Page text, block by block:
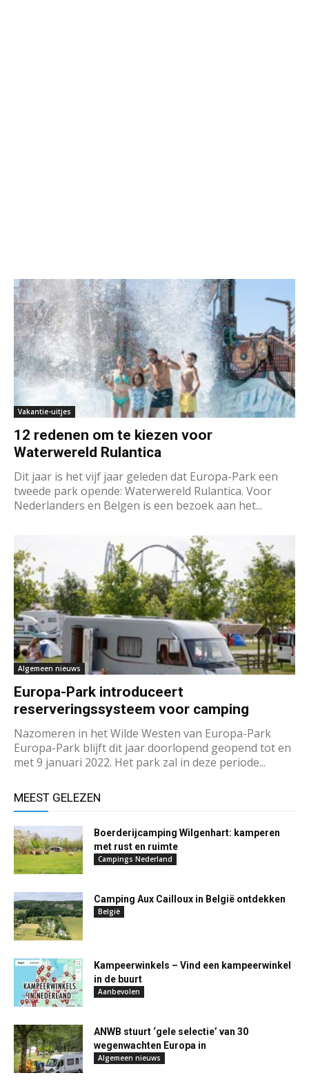
Vakantie-uitjes
12 redenen om te kiezen voor
Waterwereld Rulantica
Dit jaar is het vijf jaar geleden dat Europa-Park een
tweede park opende: Waterwereld Rulantica. Voor
Nederlanders en Belgen is een bezoek aan het...
Algemeen nieuws
Europa-Park introduceert
reserveringssysteem voor camping
Nazomeren in het Wilde Westen van Europa-Park
Europa-Park blijft dit jaar doorlopend geopend tot en
met 9 januari 2022. Het park zal in deze periode...
MEEST GELEZEN
Boerderijcamping Wilgenhart: kamperen
met rust en ruimte
Campings Nederland
Camping Aux Cailloux in België ontdekken
België
Kampeerwinkels – Vind een kampeerwinkel
in de buurt
Aanbevolen
ANWB stuurt ‘gele selectie’ van 30
wegenwachten Europa in
Algemeen nieuws